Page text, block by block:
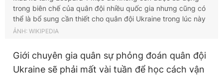
trong biên chế của quân đội nhiều quốc gia nhưng cũng có
thể là bổ sung cần thiết cho quân đội Ukraine trong lúc này
ẢNH: WIKIPEDIA
Giới chuyên gia quân sự phỏng đoán quân đội
Ukraine sẽ phải mất vài tuần để học cách vận